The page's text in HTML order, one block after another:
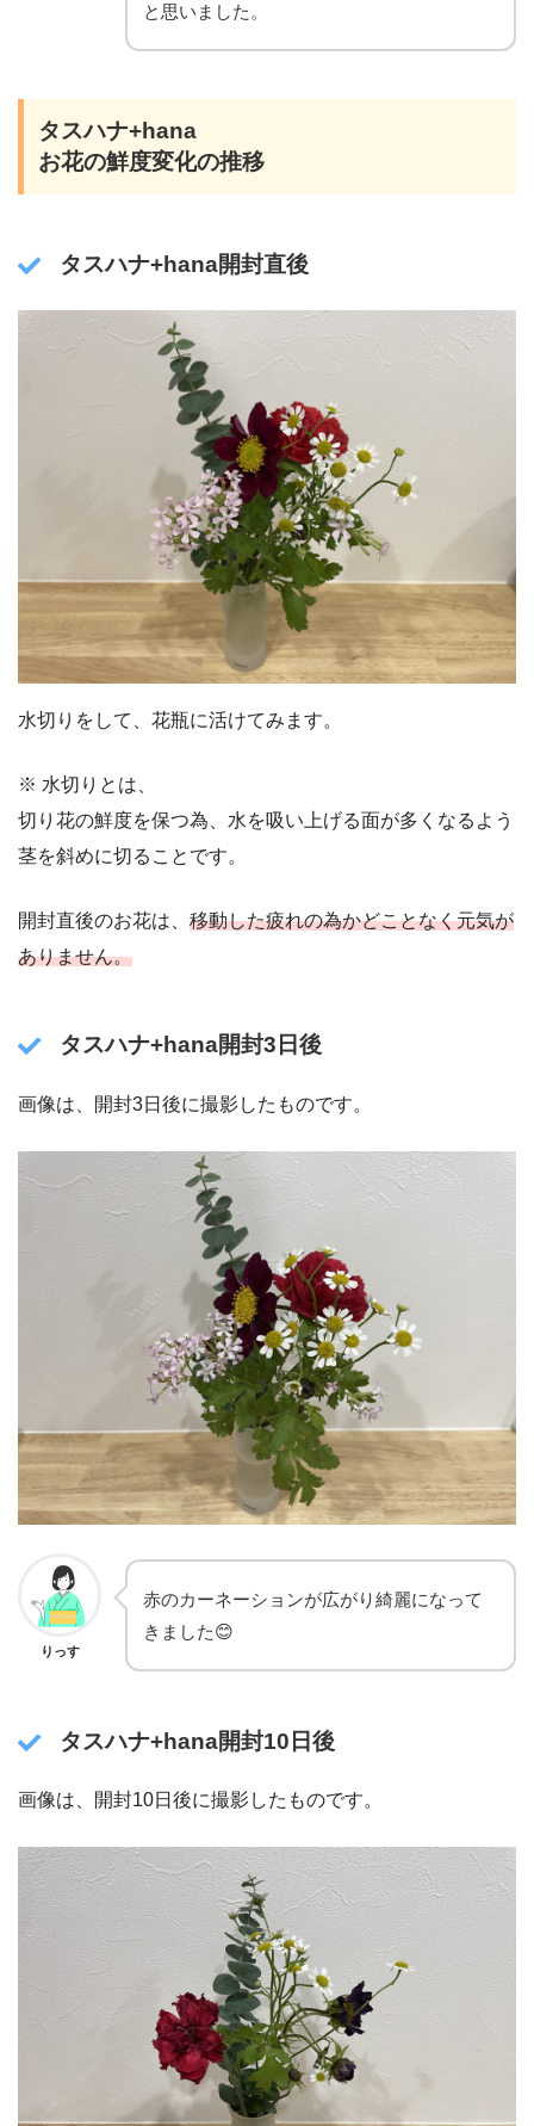
と思いました。
タスハナ+hana
お花の鮮度変化の推移
タスハナ+hana開封直後
水切りをして、花瓶に活けてみます。
※ 水切りとは、
切り花の鮮度を保つ為、水を吸い上げる面が多くなるよう
茎を斜めに切ることです。
開封直後のお花は、 移動した疲れの為かどことなく元気が
ありません。
タスハナ+hana開封3日後
画像は、開封3日後に撮影したものです。
りっす
赤のカーネーションが広がり綺麗になって
きました😊
タスハナ+hana開封10日後
画像は、開封10日後に撮影したものです。